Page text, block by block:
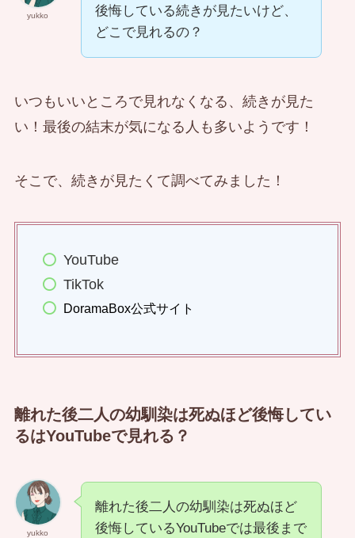
yukko
後悔している続きが見たいけど、
どこで見れるの？
いつもいいところで見れなくなる、続きが見た
い！最後の結末が気になる人も多いようです！
そこで、続きが見たくて調べてみました！
YouTube
TikTok
DoramaBox公式サイト
離れた後二人の幼馴染は死ぬほど後悔してい
るはYouTubeで見れる？
yukko
離れた後二人の幼馴染は死ぬほど
後悔しているYouTubeでは最後まで